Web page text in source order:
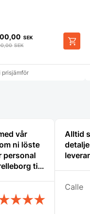
SEK
SEK
prisjämför
vår
ni löste
personal
till
vår
Alltid
Calle